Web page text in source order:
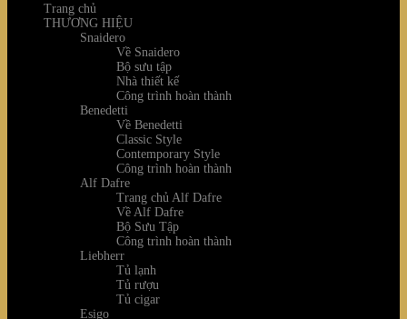
Trang chủ
THƯƠNG HIỆU
Snaidero
Về Snaidero
Bộ sưu tập
Nhà thiết kế
Công trình hoàn thành
Benedetti
Về Benedetti
Classic Style
Contemporary Style
Công trình hoàn thành
Alf Dafre
Trang chủ Alf Dafre
Về Alf Dafre
Bộ Sưu Tập
Công trình hoàn thành
Liebherr
Tủ lạnh
Tủ rượu
Tủ cigar
Esigo